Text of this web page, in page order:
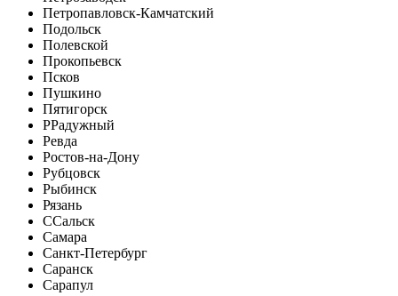
Петропавловск-Камчатский
Подольск
Полевской
Прокопьевск
Псков
Пушкино
Пятигорск
РРадужный
Ревда
Ростов-на-Дону
Рубцовск
Рыбинск
Рязань
ССальск
Самара
Санкт-Петербург
Саранск
Сарапул